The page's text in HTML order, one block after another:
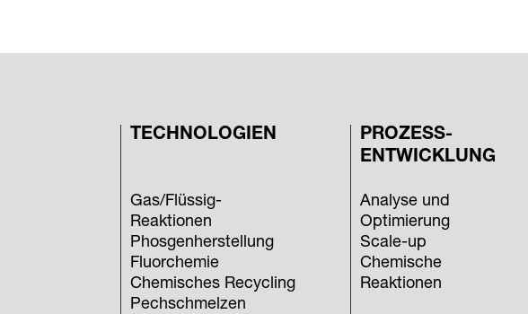
TECHNOLOGIEN
Gas/Flüssig-
Reaktionen
Phosgenherstellung
Fluorchemie
Chemisches Recycling
Pechschmelzen
PROZESS-
ENTWICKLUNG
Analyse und
Optimierung
Scale-up
Chemische
Reaktionen